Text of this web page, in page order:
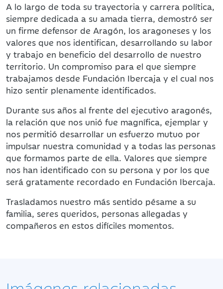
A lo largo de toda su trayectoria y carrera política,
siempre dedicada a su amada tierra, demostró ser
un firme defensor de Aragón, los aragoneses y los
valores que nos identifican, desarrollando su labor
y trabajo en beneficio del desarrollo de nuestro
territorio. Un compromiso para el que siempre
trabajamos desde Fundación Ibercaja y el cual nos
hizo sentir plenamente identificados.
Durante sus años al frente del ejecutivo aragonés,
la relación que nos unió fue magnífica, ejemplar y
nos permitió desarrollar un esfuerzo mutuo por
impulsar nuestra comunidad y a todas las personas
que formamos parte de ella. Valores que siempre
nos han identificado con su persona y por los que
será gratamente recordado en Fundación Ibercaja.
Trasladamos nuestro más sentido pésame a su
familia, seres queridos, personas allegadas y
compañeros en estos difíciles momentos.